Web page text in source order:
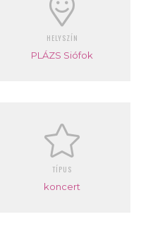
HELYSZÍN
PLÁZS Siófok
TÍPUS
koncert